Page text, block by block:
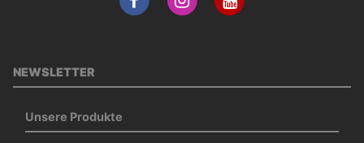
NEWSLETTER
Unsere Produkte